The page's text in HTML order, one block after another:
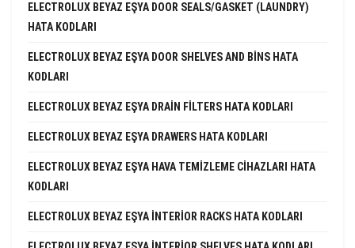
ELECTROLUX BEYAZ EŞYA DOOR SEALS/GASKET (LAUNDRY)
HATA KODLARI
ELECTROLUX BEYAZ EŞYA DOOR SHELVES AND BINS HATA
KODLARI
ELECTROLUX BEYAZ EŞYA DRAIN FILTERS HATA KODLARI
ELECTROLUX BEYAZ EŞYA DRAWERS HATA KODLARI
ELECTROLUX BEYAZ EŞYA HAVA TEMIZLEME CIHAZLARI HATA
KODLARI
ELECTROLUX BEYAZ EŞYA INTERIOR RACKS HATA KODLARI